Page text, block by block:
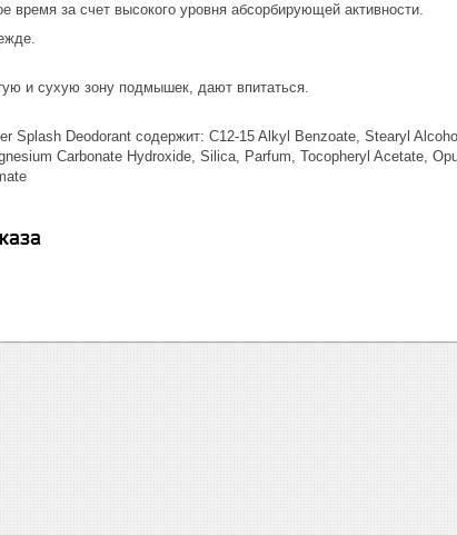
время за счет высокого уровня абсорбирующей активности.
и сухую зону подмышек, дают впитаться.
Splash Deodorant содержит: C12-15 Alkyl Benzoate, Stearyl
Carbonate Hydroxide, Silica, Parfum, Tocopheryl Acetate,